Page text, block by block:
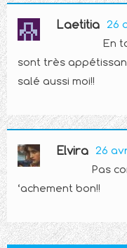
Laetitia 26
En
sont très
salé aussi moi!!
Elvira 26
Pas
‘achement bon!!